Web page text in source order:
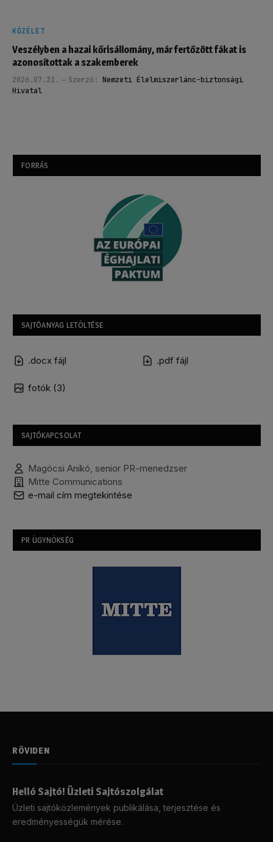
KÖZÉLET
Veszélyben a hazai kőrisállomány, már fertőzött fákat is
azonosítottak a szakemberek
2026.07.31. Szerző: Nemzeti Élelmiszerlánc-biztonsági
Hivatal
FORRÁS
SAJTÓANYAG LETÖLTÉSE
.docx fájl .pdf fájl
fotók (3)
SAJTÓKAPCSOLAT
Magócsi Anikó, senior PR-menedzser
Mitte Communications
e-mail cím megtekintése
PR ÜGYNÖKSÉG
RÖVIDEN
Helló Sajtó! Üzleti Sajtószolgálat
Üzleti sajtóközlemények publikálása, terjesztése és
eredményességük mérése.